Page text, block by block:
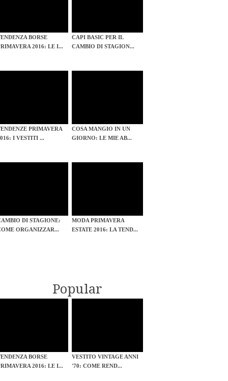
BORSE
2016: LE I...
CAPI BASIC PER IL
CAMBIO DI STAGION...
PRIMAVERA
I VESTITI ...
COSA MANGIO IN UN
GIORNO: LE MIE AB...
DI STAGIONE:
ORGANIZZAR...
MODA PRIMAVERA
ESTATE 2016: LA TEND...
Popular
BORSE
2016: LE I...
VESTITO VINTAGE ANNI
'70: COME REND...